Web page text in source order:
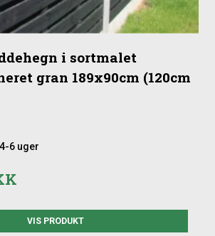
i sortmalet
gran 189x90cm (120cm
6 uger
VIS PRODUKT